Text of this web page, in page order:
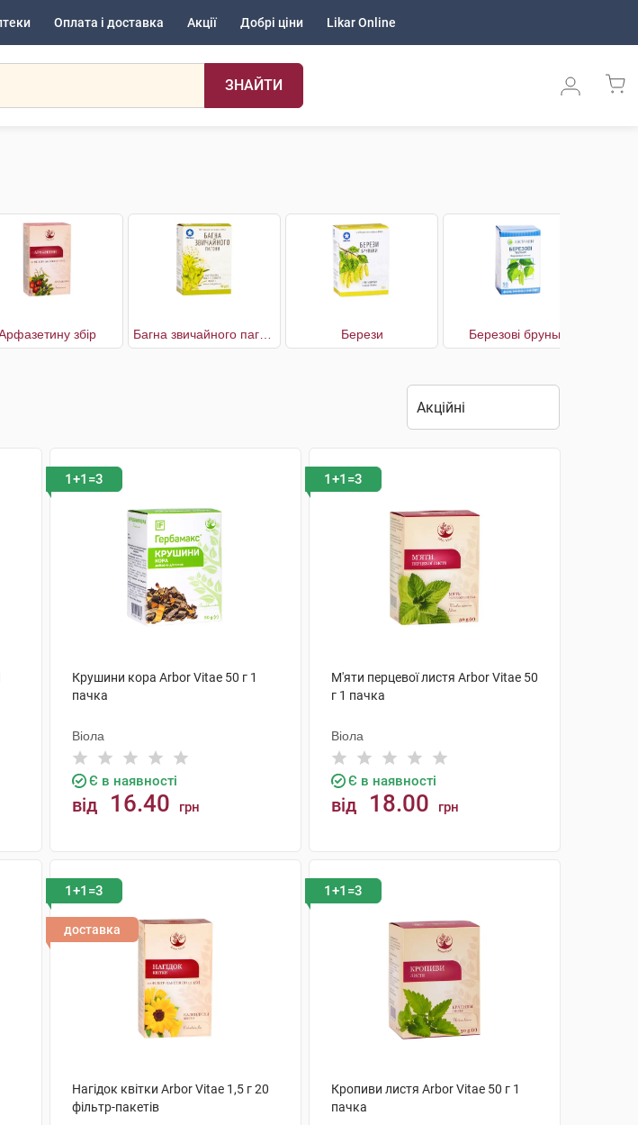
Оплата і доставка Акції Добрі ціни Likar Online
ЗНАЙТИ
збір Берези Березові бруньки
1+1=3
Крушини кора Arbor Vitae 50 г 1
пачка
Віола
Є в наявності
від 16.40 грн
1+1=3
М'яти перцевої листя Arbor Vitae 50
г 1 пачка
Віола
Є в наявності
від 18.00 грн
1+1=3
доставка
Нагідок квітки Arbor Vitae 1,5 г 20
фільтр-пакетів
1+1=3
Кропиви листя Arbor Vitae 50 г 1
пачка